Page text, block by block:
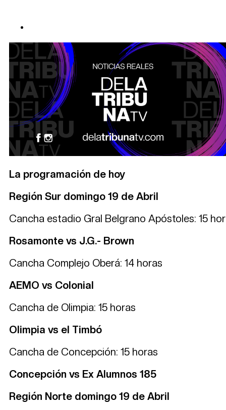
La programación de hoy
Región Sur domingo 19 de Abril
Cancha estadio Gral Belgrano Apóstoles: 15
Rosamonte vs J.G.- Brown
Cancha Complejo Oberá: 14 horas
AEMO vs Colonial
Cancha de Olimpia: 15 horas
Olimpia vs el Timbó
Cancha de Concepción: 15 horas
Concepción vs Ex Alumnos 185
Región Norte domingo 19 de Abril